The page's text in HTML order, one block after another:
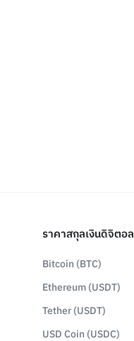
ราคาสกุลเงินดิจิตอล
Bitcoin (BTC)
Ethereum (USDT)
Tether (USDT)
USD Coin (USDC)